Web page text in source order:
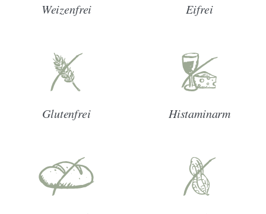
Weizenfrei Eifrei
Glutenfrei Histaminarm